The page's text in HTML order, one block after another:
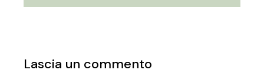
Lascia un commento